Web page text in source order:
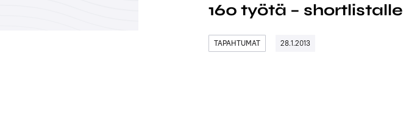
160 työtä – shortlistalle
TAPAHTUMAT 28.1.2013